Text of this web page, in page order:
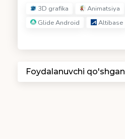
3D grafika Animatsiya
Glide Android
Altibase
Foydalanuvchi qo'shgan